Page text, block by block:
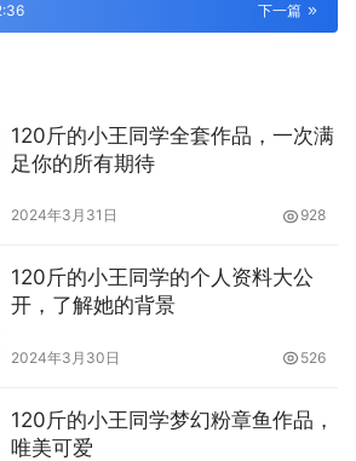
美好与惊喜。
密圈写真合集不仅仅是一场视觉的享
淀。在这个快节奏的社会中，人们往
追求表面的光鲜和虚荣。然而，当您
下一篇
120斤的小王同学全套作品，一次满
足你的所有期待
2024年3月31日 928
120斤的小王同学的个人资料大公
开，了解她的背景
2024年3月30日 526
120斤的小王同学梦幻粉章鱼作品，
唯美可爱